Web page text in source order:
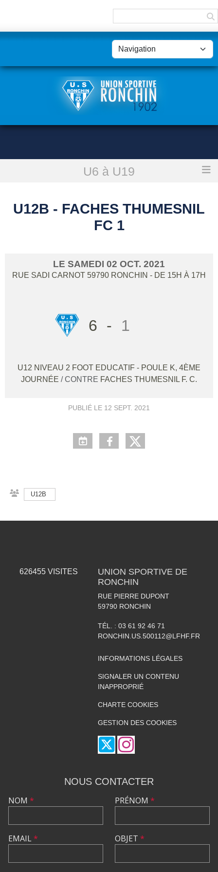
U6 à U19
U12B - Faches Thumesnil Fc 1
U12B - FACHES THUMESNIL
FC 1
LE SAMEDI 02 OCT. 2021
RUE SADI CARNOT 59790 RONCHIN - DE 15H À 17H
6 - 1
U12 NIVEAU 2 FOOT EDUCATIF - POULE K, 4ÈME
JOURNÉE / CONTRE FACHES THUMESNIL F. C.
PUBLIÉ LE 12 SEPT. 2021
U12B
626455 VISITES
UNION SPORTIVE DE
RONCHIN
RUE PIERRE DUPONT
59790 RONCHIN
TÉL. : 03 61 92 46 71
RONCHIN.US.500112@LFHF.FR
INFORMATIONS LÉGALES
SIGNALER UN CONTENU
INAPPROPRIÉ
CHARTE COOKIES
GESTION DES COOKIES
NOUS CONTACTER
NOM *
EMAIL*
PRÉNOM *
OBJET *